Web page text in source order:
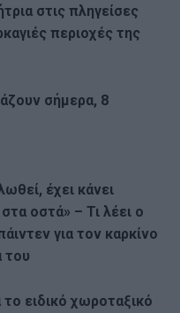
στις πληγείσες
περιοχές της
σήμερα, 8
έχει κάνει
οστά» – Τι λέει ο
για τον καρκίνο
του
το ειδικό χωροταξικό